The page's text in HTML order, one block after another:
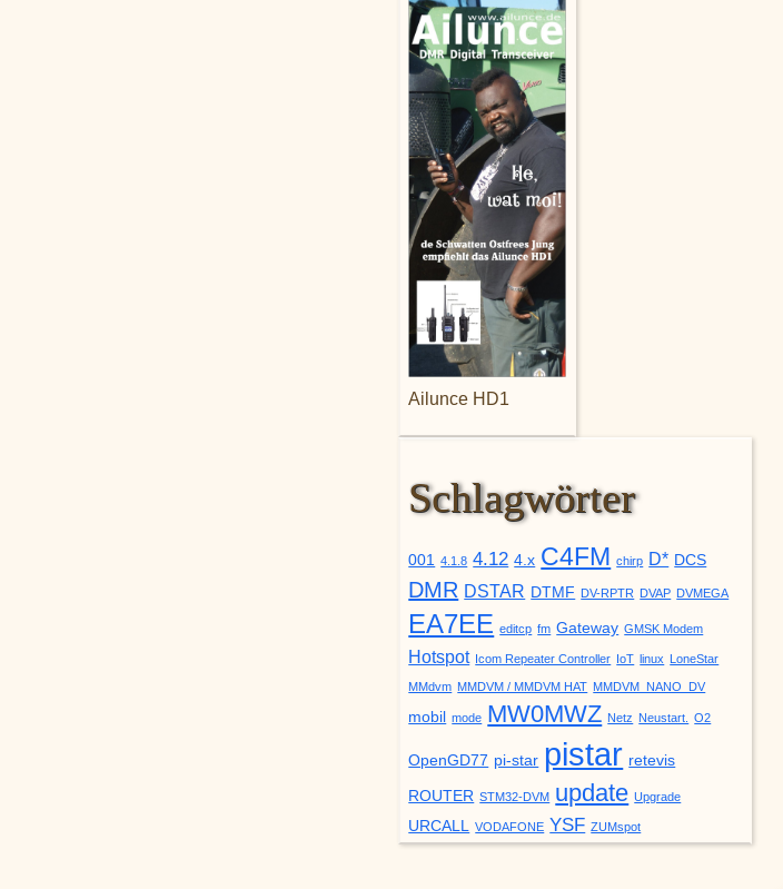
Ailunce HD1
Schlagwörter
001 4.1.8 4.12 4.x C4FM chirp D* DCS
DMR DSTAR DTMF DV-RPTR DVAP DVMEGA
EA7EE editcp fm Gateway GMSK Modem
Hotspot Icom Repeater Controller IoT linux LoneStar
MMdvm MMDVM / MMDVM HAT MMDVM_NANO_DV
mobil mode MW0MWZ Netz Neustart. O2
OpenGD77 pi-star pistar retevis
ROUTER STM32-DVM update Upgrade
URCALL VODAFONE YSF ZUMspot